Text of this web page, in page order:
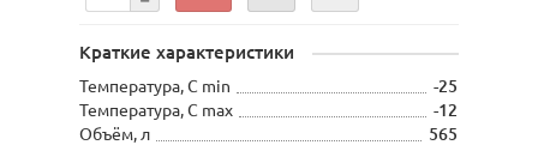
Краткие характеристики
Температура, С min
-25
Температура, С max
-12
Объём, л
565